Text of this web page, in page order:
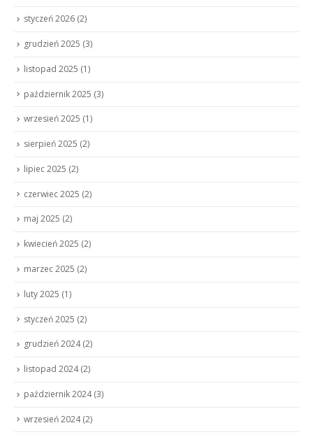
styczeń 2026 (2)
grudzień 2025 (3)
listopad 2025 (1)
październik 2025 (3)
wrzesień 2025 (1)
sierpień 2025 (2)
lipiec 2025 (2)
czerwiec 2025 (2)
maj 2025 (2)
kwiecień 2025 (2)
marzec 2025 (2)
luty 2025 (1)
styczeń 2025 (2)
grudzień 2024(2)
listopad 2024(2)
październik 2024(3)
wrzesień 2024(2)